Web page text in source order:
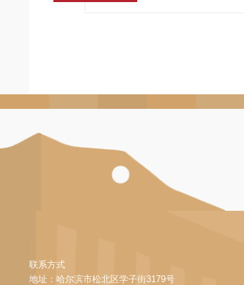
联系方式
地址：哈尔滨市松北区学子街3179号